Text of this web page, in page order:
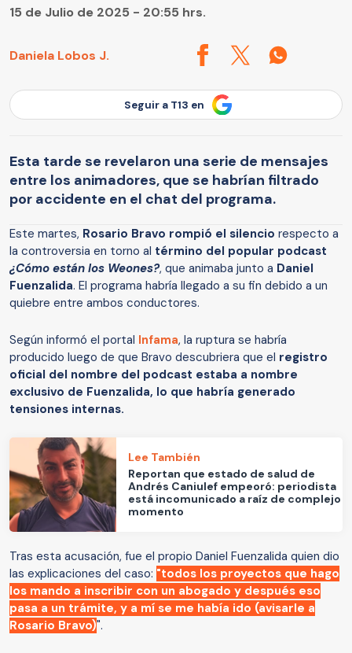
Daniela Lobos J.
15 de Julio de 2025 - 20:55 hrs.
Seguir a T13 en
Esta tarde se revelaron una serie de mensajes
entre los animadores, que se habrían filtrado
por accidente en el chat del programa.
Este martes, Rosario Bravo rompió el silencio respecto a
la controversia en torno al término del popular podcast
¿Cómo están los Weones?, que animaba junto a Daniel
Fuenzalida. El programa habría llegado a su fin debido a un
quiebre entre ambos conductores.
Según informó el portal Infama, la ruptura se habría
producido luego de que Bravo descubriera que el registro
oficial del nombre del podcast estaba a nombre
exclusivo de Fuenzalida, lo que habría generado
tensiones internas.
Lee También
Reportan que estado de salud de
Andrés Caniulef empeoró: periodista
está incomunicado a raíz de complejo
momento
Tras esta acusación, fue el propio Daniel Fuenzalida quien dio
las explicaciones del caso: "todos los proyectos que hago
los mando a inscribir con un abogado y después eso
pasa a un trámite, y a mí se me había ido (avisarle a
Rosario Bravo)".